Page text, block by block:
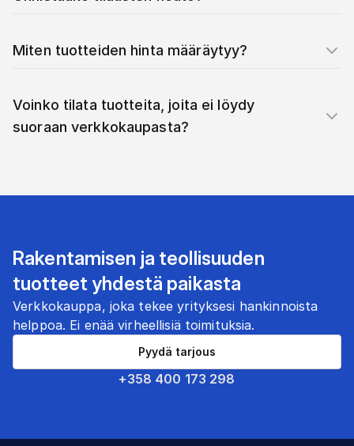
Miten tuotteiden hinta määräytyy?
Voinko tilata tuotteita, joita ei löydy
suoraan verkkokaupasta?
Rakentamisen ja teollisuuden
tuotteet yhdestä paikasta
Verkkokauppa, joka tekee yrityksesi hankinnoista
helppoa. Ei enää virheellisiä toimituksia.
+358 400 173 298
Pyydä tarjous